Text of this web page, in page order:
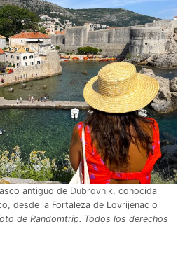
antiguo de Dubrovnik, conocida
desde la Fortaleza de Lovrijenac o
de Randomtrip. Todos los derechos